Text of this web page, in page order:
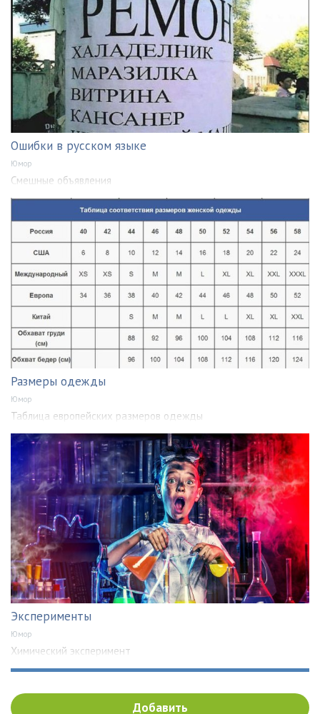
Ошибки в русском языке
Юмор
Смешные объявления
Размеры одежды
Юмор
Таблица европейских размеров одежды
Эксперименты
Юмор
Химический эксперимент
Добавить